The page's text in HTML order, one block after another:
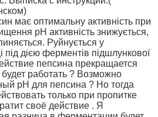
має оптимальну активнiсть при
рН активнiсть знижується,
Руйнується у
пiд дiєю ферментiв пiдшлункової
пепсина прекращается
работать ? Возможно
рН для пепсина ? Но тогда
только при пропитке
своё действие . Я